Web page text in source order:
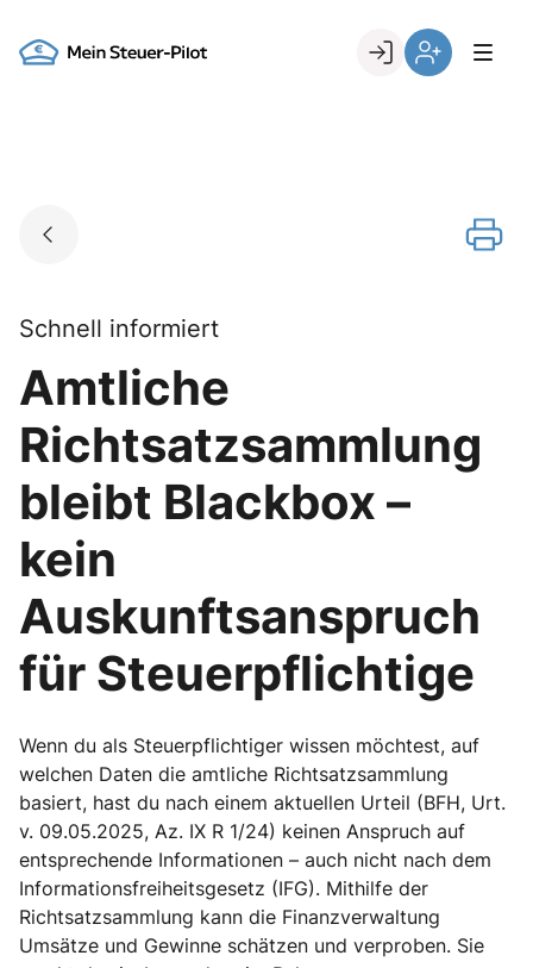
content
Go to landing page.
Schnell informiert
Amtliche
Richtsatzsammlung
bleibt Blackbox –
kein
Auskunftsanspruch
für Steuerpflichtige
Wenn du als Steuerpflichtiger wissen möchtest, auf
welchen Daten die amtliche Richtsatzsammlung
basiert, hast du nach einem aktuellen Urteil (BFH, Urt.
v. 09.05.2025, Az. IX R 1/24) keinen Anspruch auf
entsprechende Informationen – auch nicht nach dem
Informationsfreiheitsgesetz (IFG). Mithilfe der
Richtsatzsammlung kann die Finanzverwaltung
Umsätze und Gewinne schätzen und verproben. Sie